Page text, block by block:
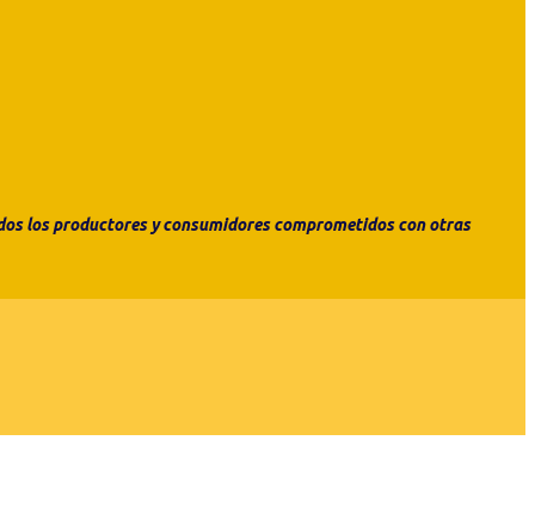
los productores y consumidores comprometidos con otras